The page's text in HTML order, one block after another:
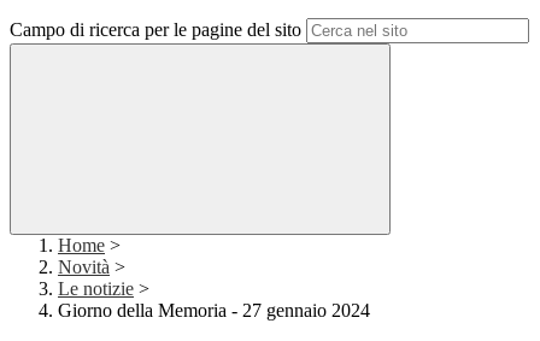
Campo di ricerca per le pagine del sito
Home >
Novità >
Le notizie >
Giorno della Memoria - 27 gennaio 2024